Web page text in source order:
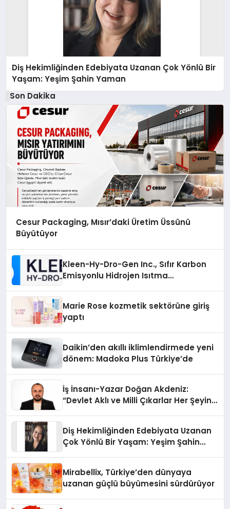
Diş Hekimliğinden Edebiyata Uzanan Çok Yönlü Bir
Yaşam: Yeşim Şahin Yaman
Son Dakika
Cesur Packaging, Mısır’daki Üretim Üssünü
Büyütüyor
Kleen-Hy-Dro-Gen Inc., Sıfır Karbon
Emisyonlu Hidrojen Isıtma
Marie Rose kozmetik sektörüne giriş
yaptı
Daikin’den akıllı iklimlendirmede yeni
dönem: Madoka Plus Türkiye’de
İş İnsanı-Yazar Doğan Akdeniz:
“Devlet Aklı ve Milli Çıkarlar Her Şeyin
Diş Hekimliğinden Edebiyata Uzanan
Çok Yönlü Bir Yaşam: Yeşim Şahin
Mirabellix, Türkiye’den dünyaya
uzanan güçlü büyümesini sürdürüyor